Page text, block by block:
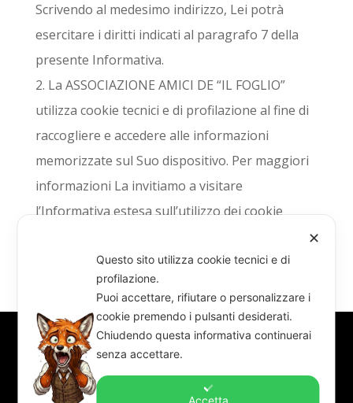
Scrivendo al medesimo indirizzo, Lei potrà
esercitare i diritti indicati al paragrafo 7 della
presente Informativa.
2. La ASSOCIAZIONE AMICI DE “IL FOGLIO”
utilizza cookie tecnici e di profilazione al fine di
raccogliere e accedere alle informazioni
memorizzate sul Suo dispositivo. Per maggiori
informazioni La invitiamo a visitare
l’Informativa estesa sull’utilizzo dei cookie
Redazione “il foglio” – c/o Coordinamento
Comitati Quartiere – 10128 Torino, via Assietta
✕
Questo sito utilizza cookie tecnici e di
profilazione.
Puoi accettare, rifiutare o personalizzare i
cookie premendo i pulsanti desiderati.
Chiudendo questa informativa continuerai
senza accettare.
Accetta